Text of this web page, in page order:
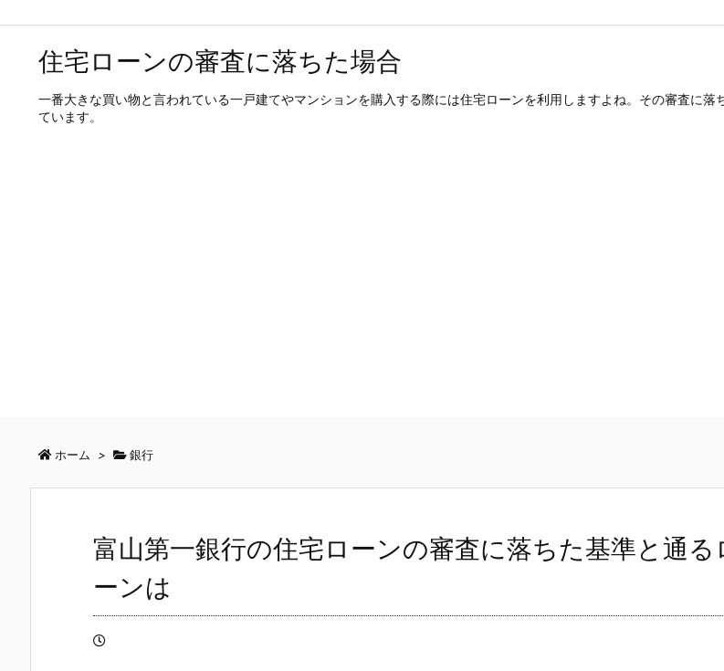
住宅ローンの審査に落ちた場合
一番大きな買い物と言われている一戸建てやマンションを購入する際には住宅ローンを利用しますよね。その審査に
ています。
ホーム > 銀行
富山第一銀行の住宅ローンの審査に落ちた基準と通る
ーンは